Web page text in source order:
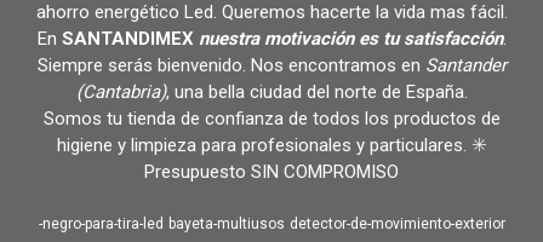
ahorro energético Led. Queremos hacerte la vida mas fácil.
En SANTANDIMEX nuestra motivación es tu satisfacción.
Siempre serás bienvenido. Nos encontramos en Santander
(Cantabria), una bella ciudad del norte de España.
Somos tu tienda de confianza de todos los productos de
higiene y limpieza para profesionales y particulares. ✳️
Presupuesto SIN COMPROMISO
-negro-para-tira-led bayeta-multiusos detector-de-movimiento-exterior